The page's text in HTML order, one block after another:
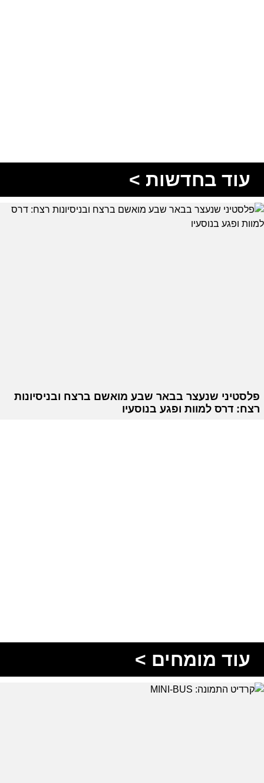
עוד בחדשות >
פלסטיני שנעצר בבאר שבע מואשם ברצח ובניסיונות
רצח: דרס למוות ופגע בנוסעיו
עוד מומחים >